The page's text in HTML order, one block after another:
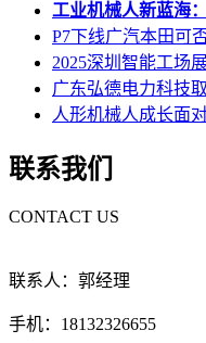
工业机械人新蓝海
P7下线广汽本田可
2025深圳智能工场
广东弘德电力科技
人形机械人成长面
联系我们
CONTACT US
联系人：郭经理
手机：18132326655